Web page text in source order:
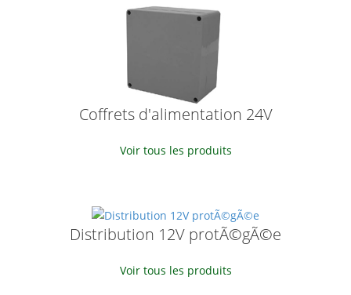
Coffrets d'alimentation 24V
Voir tous les produits
Distribution 12V protÃ©gÃ©e
Voir tous les produits